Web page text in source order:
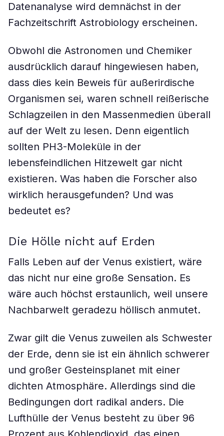
Datenanalyse wird demnächst in der
Fachzeitschrift Astrobiology erscheinen.
Obwohl die Astronomen und Chemiker
ausdrücklich darauf hingewiesen haben,
dass dies kein Beweis für außerirdische
Organismen sei, waren schnell reißerische
Schlagzeilen in den Massenmedien überall
auf der Welt zu lesen. Denn eigentlich
sollten PH3-Moleküle in der
lebensfeindlichen Hitzewelt gar nicht
existieren. Was haben die Forscher also
wirklich herausgefunden? Und was
bedeutet es?
Die Hölle nicht auf Erden
Falls Leben auf der Venus existiert, wäre
das nicht nur eine große Sensation. Es
wäre auch höchst erstaunlich, weil unsere
Nachbarwelt geradezu höllisch anmutet.
Zwar gilt die Venus zuweilen als Schwester
der Erde, denn sie ist ein ähnlich schwerer
und großer Gesteinsplanet mit einer
dichten Atmosphäre. Allerdings sind die
Bedingungen dort radikal anders. Die
Lufthülle der Venus besteht zu über 96